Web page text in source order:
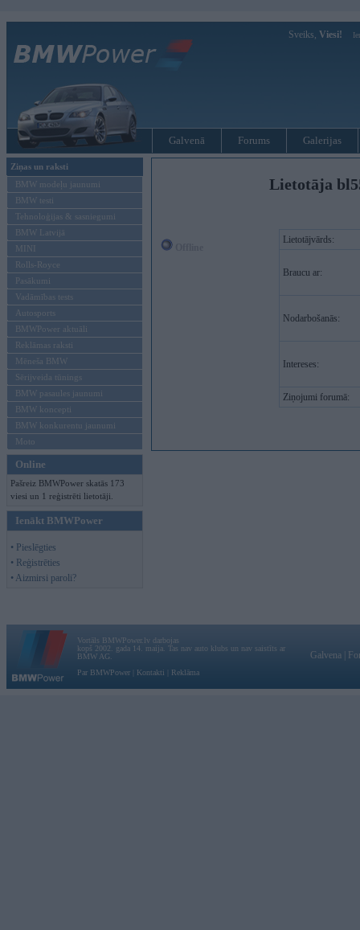
Sveiks, Viesi!
Galvenā Forums Galerijas
Ziņas un raksti
BMW modeļu jaunumi
BMW testi
Tehnoloģijas & sasniegumi
BMW Latvijā
MINI
Rolls-Royce
Pasākumi
Vadāmības tests
Autosports
BMWPower aktuāli
Reklāmas raksti
Mēneša BMW
Sērijveida tūnings
BMW pasaules jaunumi
BMW koncepti
BMW konkurentu jaunumi
Moto
Online
Pašreiz BMWPower skatās 173
viesi un 1 reģistrēti lietotāji.
Ienākt BMWPower
• Pieslēgties
• Reģistrēties
• Aizmirsi paroli?
Lietotāja
Lietotājvārds:
Braucu ar:
Nodarbošanās:
Intereses:
Ziņojumi forumā:
Vortāls BMWPower.lv darbojas
kopš 2002. gada 14. maija. Tas nav auto klubs un nav saistīts ar
BMW AG.
Par BMWPower
Kontakti Reklāma
Galvena